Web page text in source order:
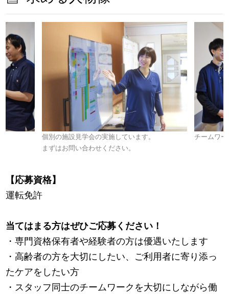
個別の施設見学会の実施しています。
まずはお問い合わせください。
チームワ
【応募資格】
運転免許
当てはまる方はぜひご応募ください！
・専門資格保有者や経験者の方は優遇いたします
・高齢者の方を大切にしたい、ご利用者に寄り添っ
たケアをしたい方
・スタッフ同士のチームワークを大切にしながら働